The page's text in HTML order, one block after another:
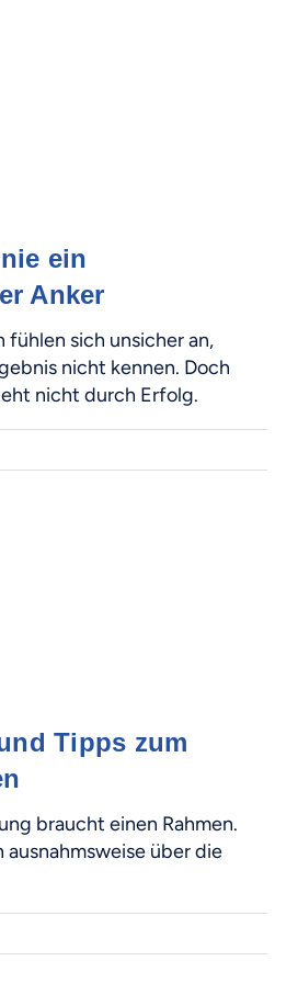
ein
Anker
fühlen sich unsicher an,
nicht kennen. Doch
nicht durch Erfolg.
Tipps zum
braucht einen Rahmen.
ausnahmsweise über die